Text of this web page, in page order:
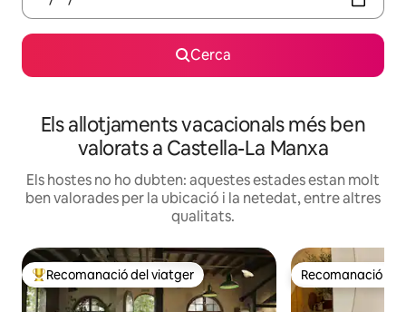
Cerca
Els allotjaments vacacionals més ben
valorats a Castella-La Manxa
Els hostes no ho dubten: aquestes estades estan molt
ben valorades per la ubicació i la netedat, entre altres
qualitats.
Principals recomanacions dels viatgers
Recomanació del viatger Recomanació
Recomanació